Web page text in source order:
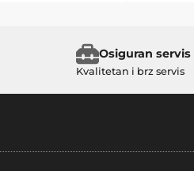
Osiguran servis
Kvalitetan i brz servis